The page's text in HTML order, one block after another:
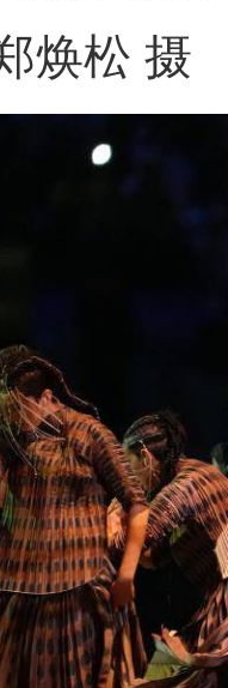
焕松 摄